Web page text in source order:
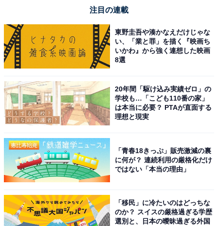
注目の連載
東野圭吾や湊かなえだけじゃな
い、「業と罪」を描く『映画ち
いかわ』から強く連想した映画
8選
20年間「駆け込み実績ゼロ」の
学校も…「こども110番の家」
は本当に必要？ PTAが直面する
理想と現実
「青春18きっぷ」販売激減の裏
に何が？ 連続利用の厳格化だけ
ではない「本当の理由」
「移民」に冷たいのはどっちな
のか？ スイスの厳格過ぎる学歴
選別と、日本の曖昧過ぎる外国